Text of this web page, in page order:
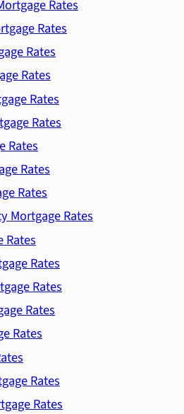
Rates
Rates
Rates
Rates
Rates
Rates
Rates
Rates
Rates
Mortgage Rates
Rates
Rates
Rates
Rates
Rates
Rates
Rates